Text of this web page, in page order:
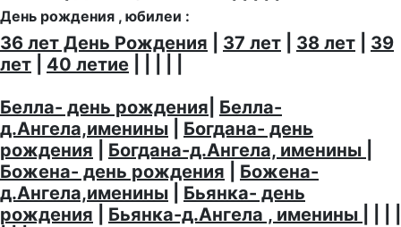
День рождения , юбилеи :
36 лет День Рождения 37 лет 38 лет
39
лет
40 летие
Белла- день рождения Белла-
д.Ангела,именины
Богдана- день
рождения
Богдана-д.Ангела, именины
Божена- день рождения
Божена-
д.Ангела,именины
Бьянка- день
рождения
Бьянка-д.Ангела , именины